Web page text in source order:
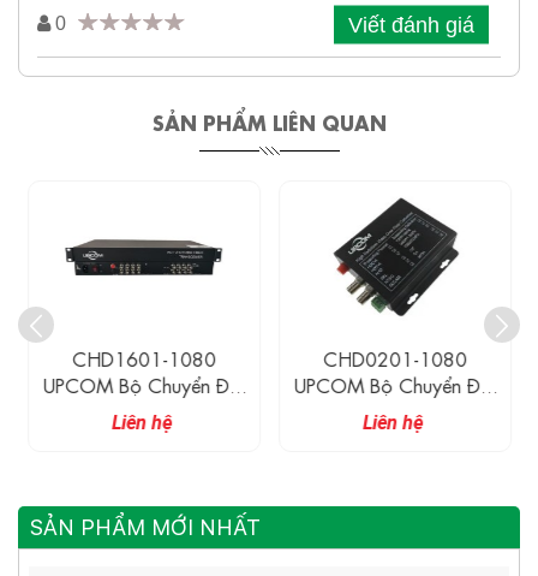
0 Viết đánh giá
SẢN PHẨM LIÊN QUAN
CHD1601-1080
UPCOM Bộ Chuyển Đổi
16 Kênh AHD/CVI/TVI
Sang Quang (1080P)
Liên hệ
CHD0201-1080
UPCOM Bộ Chuyển Đổi
2 Kênh AHD/CVI/TVI
Sang Quang (1080P)
Liên hệ
SẢN PHẨM MỚI NHẤT